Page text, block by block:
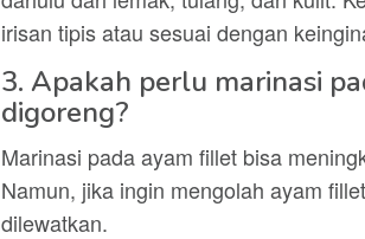
irisan tipis atau sesuai dengan
3. Apakah perlu marinasi
digoreng?
Marinasi pada ayam fillet bisa
Namun, jika ingin mengolah ayam
dilewatkan.